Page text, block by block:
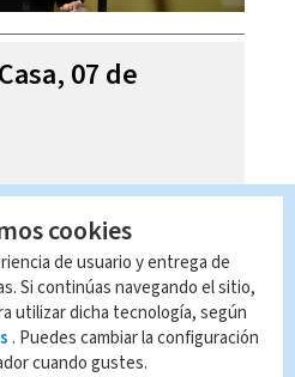
07 de
cookies
de usuario y entrega de
Si continúas navegando el sitio,
utilizar dicha tecnología, según
. Puedes cambiar la configuración
cuando gustes.